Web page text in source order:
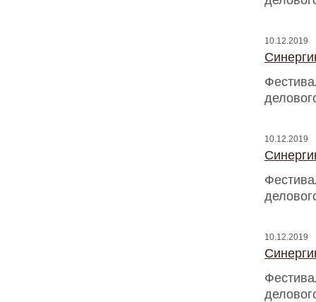
10.12.2019
10.12.2019
10.12.2019